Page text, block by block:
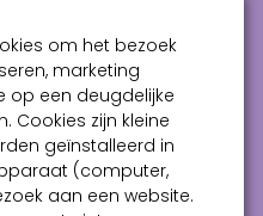
om het bezoek
marketing
op een deugdelijke
Cookies zijn kleine
geïnstalleerd in
(computer,
aan een website.